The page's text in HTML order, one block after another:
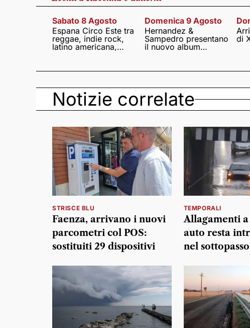
Sabato 8 Agosto
Espana Circo Este tra
reggae, indie rock,
latino americana,
Domenica 9 Agosto
Hernandez &
Sampedro presentano
il nuovo album
di
Notizie correlate
STRISCE BLU
Faenza, arrivano i nuovi
parcometri col POS:
sostituiti 29 dispositivi
TEMPORALI
Allagamenti
auto resta
nel